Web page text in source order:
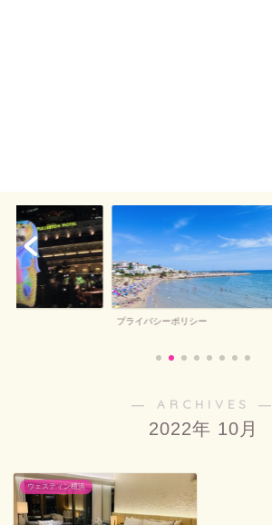
プライバシーポリシー
― ARCHIVES ―
2022年 10月
ウェスティン横浜